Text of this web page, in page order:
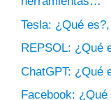
Tesla: ¿Qué
REPSOL: ¿Qué
ChatGPT:
Facebook: